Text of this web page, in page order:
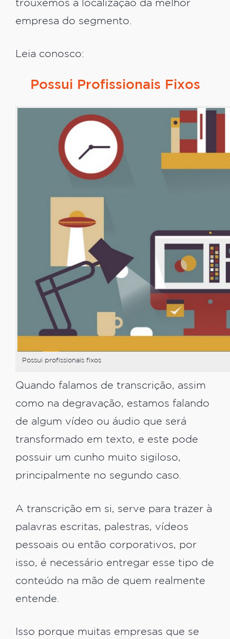
trouxemos a localização da melhor
empresa do segmento.
Leia conosco:
Possui Profissionais Fixos
Possui profissionais fixos
Quando falamos de transcrição, assim
como na degravação, estamos falando
de algum vídeo ou áudio que será
transformado em texto, e este pode
possuir um cunho muito sigiloso,
principalmente no segundo caso.
A transcrição em si, serve para trazer à
palavras escritas, palestras, vídeos
pessoais ou então corporativos, por
isso, é necessário entregar esse tipo de
conteúdo na mão de quem realmente
entende.
Isso porque muitas empresas que se